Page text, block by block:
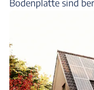
Bodenplatte sind